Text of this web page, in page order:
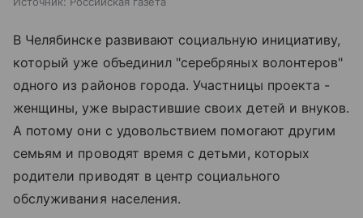
В Челябинске развивают социальную инициативу,
который уже объединил "серебряных волонтеров"
одного из районов города. Участницы проекта -
женщины, уже вырастившие своих детей и внуков.
А потому они с удовольствием помогают другим
семьям и проводят время с детьми, которых
родители приводят в центр социального
обслуживания населения.